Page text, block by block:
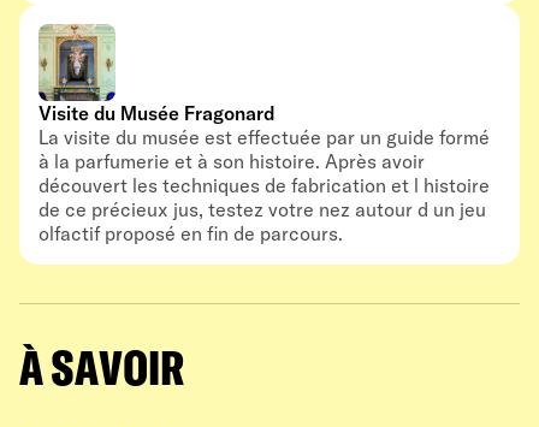
Visite du Musée Fragonard
La visite du musée est effectuée par un guide formé
à la parfumerie et à son histoire. Après avoir
découvert les techniques de fabrication et l histoire
de ce précieux jus, testez votre nez autour d un jeu
olfactif proposé en fin de parcours.
À SAVOIR